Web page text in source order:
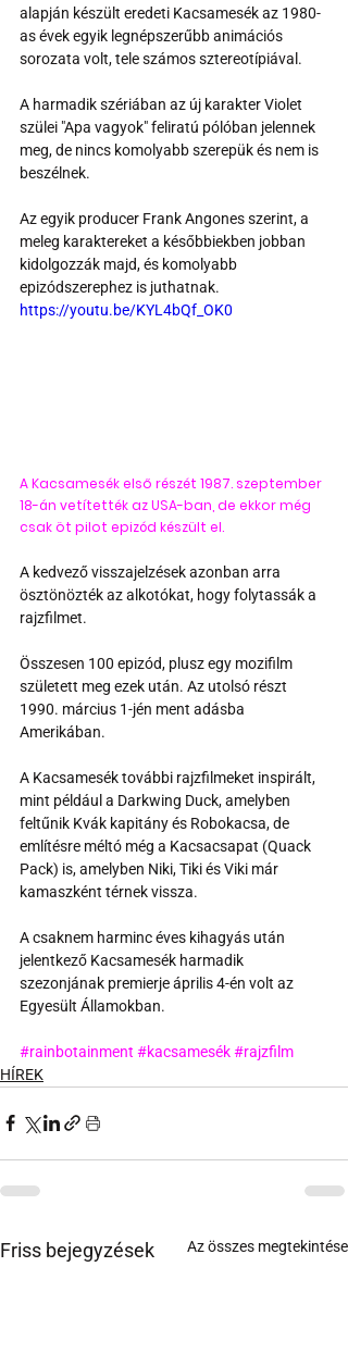
alapján készült eredeti Kacsamesék az 1980-
as évek egyik legnépszerűbb animációs
sorozata volt, tele számos sztereotípiával.
A harmadik szériában az új karakter Violet
szülei "Apa vagyok" feliratú pólóban jelennek
meg, de nincs komolyabb szerepük és nem is
beszélnek.
Az egyik producer Frank Angones szerint, a
meleg karaktereket a későbbiekben jobban
kidolgozzák majd, és komolyabb
epizódszerephez is juthatnak.
https://youtu.be/KYL4bQf_OK0
A Kacsamesék első részét 1987. szeptember
18-án vetítették az USA-ban, de ekkor még
csak öt pilot epizód készült el.
A kedvező visszajelzések azonban arra
ösztönözték az alkotókat, hogy folytassák a
rajzfilmet.
Összesen 100 epizód, plusz egy mozifilm
született meg ezek után. Az utolsó részt
1990. március 1-jén ment adásba
Amerikában.
A Kacsamesék további rajzfilmeket inspirált,
mint például a Darkwing Duck, amelyben
feltűnik Kvák kapitány és Robokacsa, de
említésre méltó még a Kacsacsapat (Quack
Pack) is, amelyben Niki, Tiki és Viki már
kamaszként térnek vissza.
A csaknem harminc éves kihagyás után
jelentkező Kacsamesék harmadik
szezonjának premierje április 4-én volt az
Egyesült Államokban.
#rainbotainment #kacsamesék#rajzfilm
HÍREK
Friss bejegyzések Az összes megtekintése